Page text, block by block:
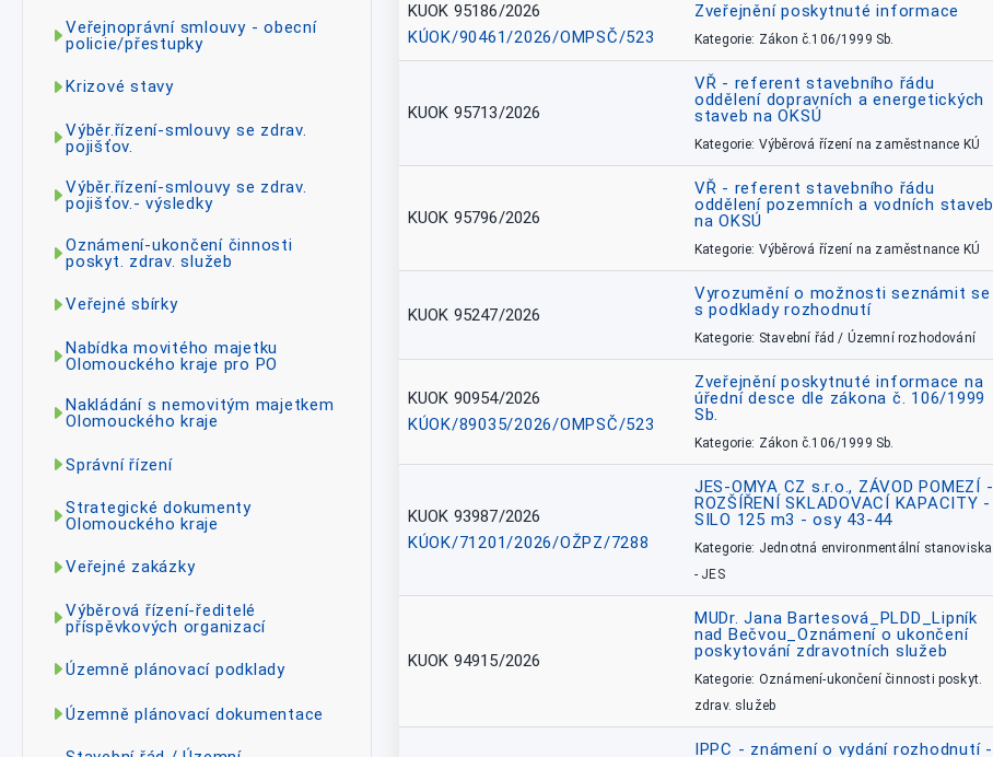
Veřejnoprávní smlouvy - obecní
policie/přestupky
Krizové stavy
Výběr.řízení-smlouvy se zdrav.
pojišťov.
Výběr.řízení-smlouvy se zdrav.
pojišťov.- výsledky
Oznámení-ukončení činnosti
poskyt. zdrav. služeb
Veřejné sbírky
Nabídka movitého majetku
Olomouckého kraje pro PO
Nakládání s nemovitým majetkem
Olomouckého kraje
Správní řízení
Strategické dokumenty
Olomouckého kraje
Veřejné zakázky
Výběrová řízení-ředitelé
příspěvkových organizací
Územně plánovací podklady
Územně plánovací dokumentace
KUOK 95186/2026
KÚOK/90461/2026/OMPSČ/523
Zveřejnění poskytnuté informace
Kategorie: Zákon č.106/1999 Sb.
KUOK 95713/2026
VŘ - referent stavebního řádu
oddělení dopravních a energetických
staveb na OKSÚ
Kategorie: Výběrová řízení na zaměstnance KÚ
KUOK 95796/2026
VŘ - referent stavebního řádu
oddělení pozemních a vodních staveb
na OKSÚ
Kategorie: Výběrová řízení na zaměstnance KÚ
KUOK 95247/2026
Vyrozumění o možnosti seznámit se
s podklady rozhodnutí
Kategorie: Stavební řád / Územní rozhodování
KUOK 90954/2026
KÚOK/89035/2026/OMPSČ/523
Zveřejnění poskytnuté informace na
úřední desce dle zákona č. 106/1999
Sb.
Kategorie: Zákon č.106/1999 Sb.
KUOK 93987/2026
KÚOK/71201/2026/OŽPZ/7288
JES-OMYA CZ s.r.o., ZÁVOD POMEZÍ -
ROZŠÍŘENÍ SKLADOVACÍ KAPACITY -
SILO 125 m3 - osy 43-44
Kategorie: Jednotná environmentální stanoviska
- JES
KUOK 94915/2026
MUDr. Jana Bartesová_PLDD_Lipník
nad Bečvou_Oznámení o ukončení
poskytování zdravotních služeb
Kategorie: Oznámení-ukončení činnosti poskyt.
zdrav. služeb
IPPC - známení o vydání rozhodnutí -